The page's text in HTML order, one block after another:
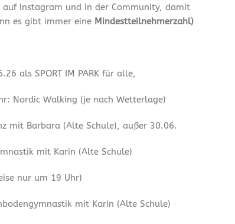
Instagram und in der Community, damit
es gibt immer eine Mindestteilnehmerzahl)
als SPORT IM PARK für alle,
Nordic Walking (je nach Wetterlage)
mit Barbara (Alte Schule), außer 30.06.
mit Karin (Alte Schule)
nur um 19 Uhr)
mit Karin (Alte Schule)